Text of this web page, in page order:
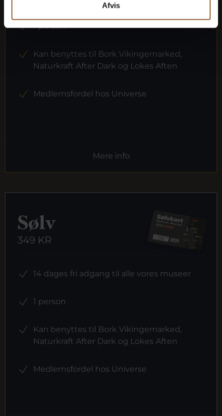
Afvis
1 person
Kan benyttes til Bork Vikingemarked,
Naturkraft After Dark og Lokes Aften
Medlemsfordel hos Universe
Mere info
Sølv
349 KR
14 dages fri adgang til alle vores museer
1 person
Kan benyttes til Bork Vikingemarked,
Naturkraft After Dark og Lokes Aften
Medlemsfordel hos Universe